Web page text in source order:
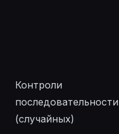
Контроли
последовательности
(случайных)